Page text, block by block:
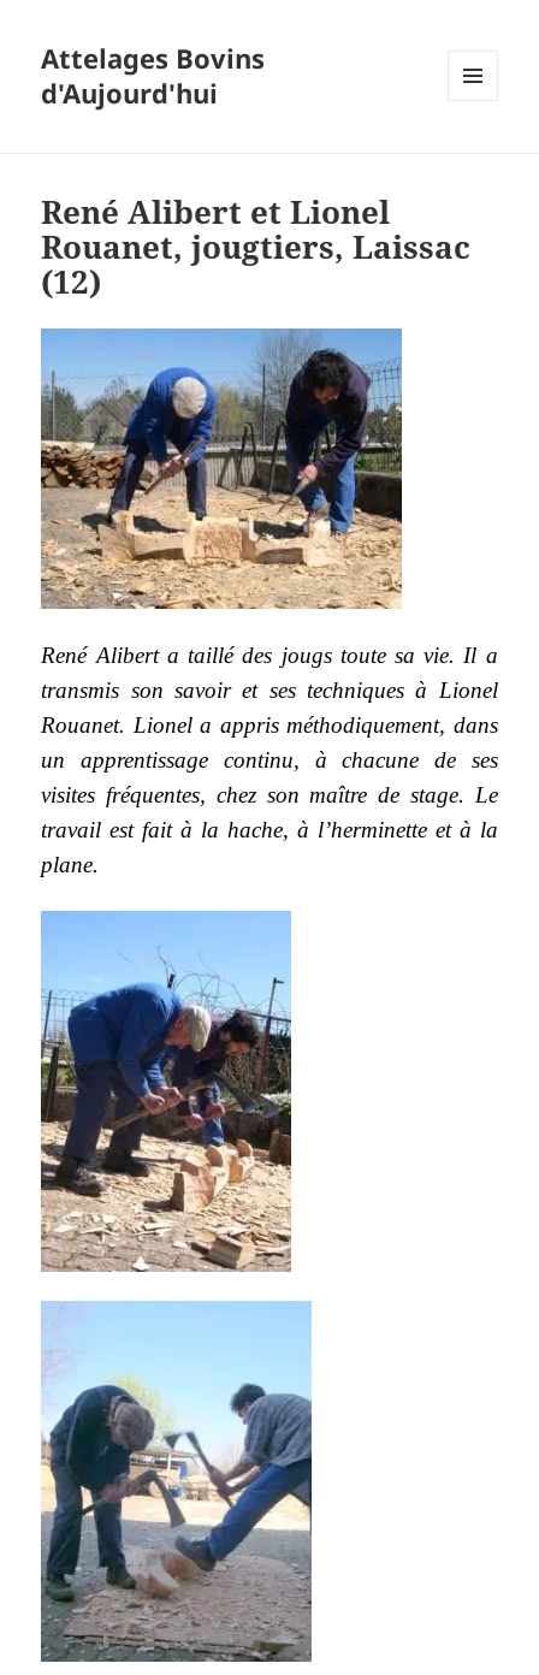
Attelages Bovins
d'Aujourd'hui
René Alibert et Lionel
Rouanet, jougtiers, Laissac
(12)
René Alibert a taillé des jougs toute sa vie. Il a
transmis son savoir et ses techniques à Lionel
Rouanet. Lionel a appris méthodiquement, dans
un apprentissage continu, à chacune de ses
visites fréquentes, chez son maître de stage. Le
travail est fait à la hache, à l’herminette et à la
plane.